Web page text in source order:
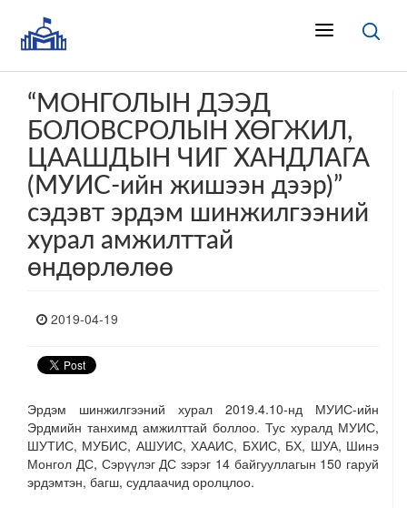
“МОНГОЛЫН ДЭЭД
БОЛОВСРОЛЫН ХӨГЖИЛ,
ЦААШДЫН ЧИГ ХАНДЛАГА
(МУИС-ийн жишээн дээр)”
сэдэвт эрдэм шинжилгээний
хурал амжилттай
өндөрлөлөө
2019-04-19
Эрдэм шинжилгээний хурал 2019.4.10-нд МУИС-ийн
Эрдмийн танхимд амжилттай боллоо. Тус хуралд МУИС,
ШУТИС, МУБИС, АШУИС, ХААИС, БХИС, БХ, ШУА, Шинэ
Монгол ДС, Сэрүүлэг ДС зэрэг 14 байгууллагын 150 гаруй
эрдэмтэн, багш, судлаачид оролцлоо.